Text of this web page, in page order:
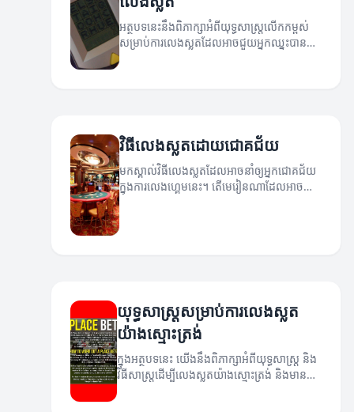
អត្ថបទនេះនឹងពិភាក្សាអំពីយុទ្ធសាស្ត្រលើកកម្ពស់
សម្រាប់ការលេងស្លតដែលអាចជួយអ្នកឈ្នះបាន
វិធីលេងស្លតដោយជោគជ័យ
មកស្គាល់វិធីលេងស្លតដែលអាចនាំឲ្យអ្នកជោគជ័យ
ក្នុងការលេងហ្គេមនេះ។ តើមេរៀនណាដែលអាចឈ្នះ
បាន?
យុទ្ធសាស្ត្រសម្រាប់ការលេងស្លត
យ៉ាងស្មោះត្រង់
ក្នុងអត្ថបទនេះ យើងនឹងពិភាក្សាអំពីយុទ្ធសាស្ត្រ និង
វិធីសាស្ត្រដើម្បីលេងស្លតយ៉ាងស្មោះត្រង់ និងមាន